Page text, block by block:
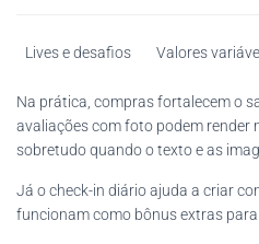
Lives e desafios Valores
Na prática, compras fortalecem o
avaliações com foto podem render
sobretudo quando o texto e as
Já o check-in diário ajuda a criar
funcionam como bônus extras